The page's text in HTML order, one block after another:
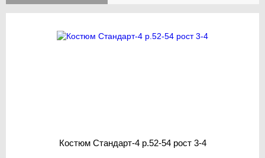
Костюм Стандарт-4 р.52-54 рост 3-4